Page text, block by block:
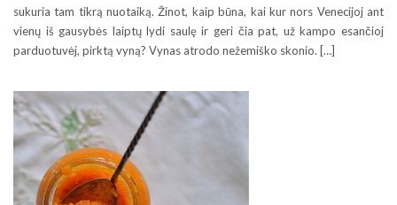
sukuria tam tikrą nuotaiką. Žinot, kaip būna, kai kur nors Venecijoj ant
vienų iš gausybės laiptų lydi saulę ir geri čia pat, už kampo esančioj
parduotuvėj, pirktą vyną? Vynas atrodo nežemiško skonio. […]